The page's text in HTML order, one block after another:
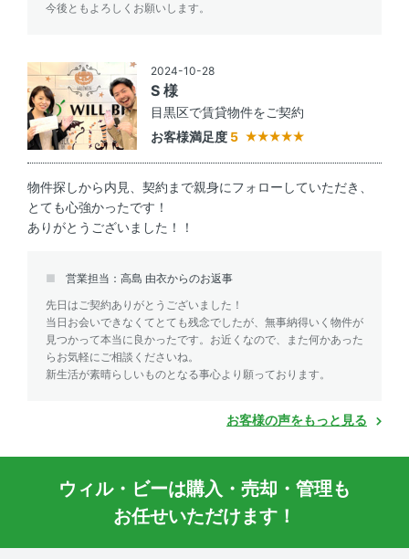
今後ともよろしくお願いします。
2024-10-28
S 様
目黒区で賃貸物件をご契約
お客様満足度 5
物件探しから内見、契約まで親身にフォローしていただき、
とても心強かったです！
ありがとうございました！！
営業担当：高島 由衣からのお返事
先日はご契約ありがとうございました！
当日お会いできなくてとても残念でしたが、無事納得いく物件が
見つかって本当に良かったです。お近くなので、また何かあった
らお気軽にご相談くださいね。
新生活が素晴らしいものとなる事心より願っております。
お客様の声をもっと見る
ウィル・ビーは購入・売却・管理も
お任せいただけます！